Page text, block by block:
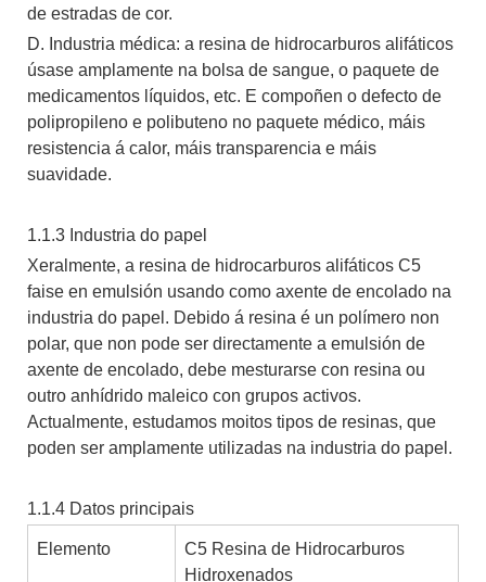
de estradas de cor.
D. Industria médica: a resina de hidrocarburos alifáticos
úsase amplamente na bolsa de sangue, o paquete de
medicamentos líquidos, etc. E compoñen o defecto de
polipropileno e polibuteno no paquete médico, máis
resistencia á calor, máis transparencia e máis
suavidade.
1.1.3 Industria do papel
Xeralmente, a resina de hidrocarburos alifáticos C5
faise en emulsión usando como axente de encolado na
industria do papel. Debido á resina é un polímero non
polar, que non pode ser directamente a emulsión de
axente de encolado, debe mesturarse con resina ou
outro anhídrido maleico con grupos activos.
Actualmente, estudamos moitos tipos de resinas, que
poden ser amplamente utilizadas na industria do papel.
1.1.4 Datos principais
Elemento
C5 Resina de Hidrocarburos
Hidroxenados